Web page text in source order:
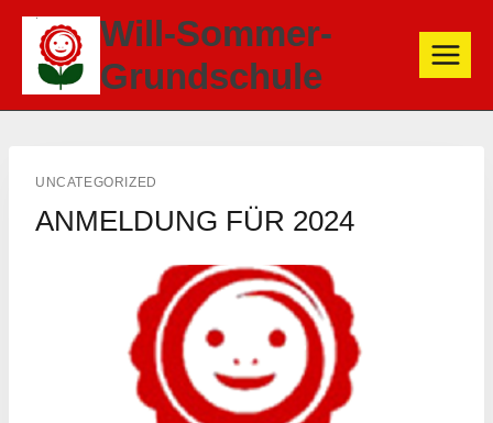
Zum
Inhalt
springen
Will-Sommer-
Grundschule
UNCATEGORIZED
ANMELDUNG FÜR 2024